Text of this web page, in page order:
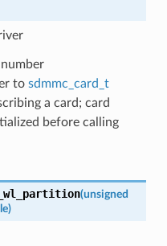
to sdmmc_card_t
a card; card
before calling
(unsigned
)